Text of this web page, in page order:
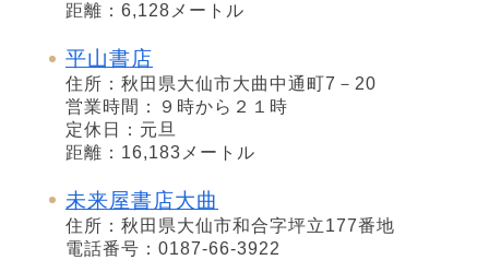
距離：6,128メートル
平山書店
住所：秋田県大仙市大曲中通町7－20
営業時間：９時から２１時
定休日：元旦
距離：16,183メートル
未来屋書店大曲
住所：秋田県大仙市和合字坪立177番地
電話番号：0187-66-3922